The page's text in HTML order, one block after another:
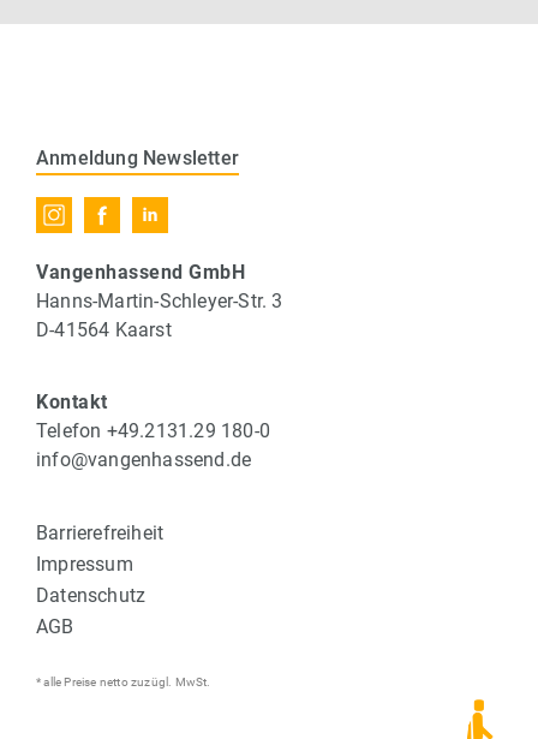
Anmeldung Newsletter
Vangenhassend GmbH
Hanns-Martin-Schleyer-Str. 3
D-41564 Kaarst
Kontakt
Telefon +49.2131.29 180-0
info@vangenhassend.de
Barrierefreiheit
Impressum
Datenschutz
AGB
* alle Preise netto zuzügl. MwSt.